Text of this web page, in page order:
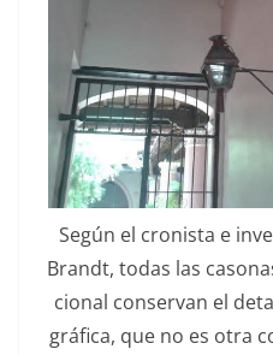
Según el cro­nista e
Brandt, todas las
cional con­ser­van el
grá­fi­ca, que no es otra